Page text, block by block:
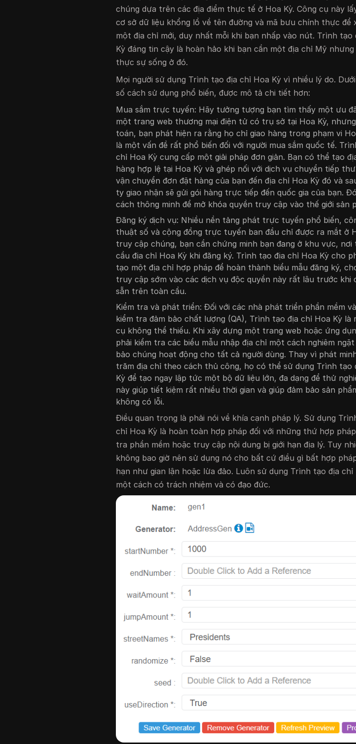
chúng dựa trên các địa điểm thực tế ở Hoa Kỳ. Công cụ này
cơ sở dữ liệu khổng lồ về tên đường và mã bưu chính thực để
một địa chỉ mới, duy nhất mỗi khi bạn nhấp vào nút. Trình tạo
Kỳ đáng tin cậy là hoàn hảo khi bạn cần một địa chỉ Mỹ nhưng
thực sự sống ở đó.
Mọi người sử dụng Trình tạo địa chỉ Hoa Kỳ vì nhiều lý do.
số cách sử dụng phổ biến, được mô tả chi tiết hơn:
Mua sắm trực tuyến: Hãy tưởng tượng bạn tìm thấy một ưu
một trang web thương mại điện tử có trụ sở tại Hoa Kỳ,
toán, bạn phát hiện ra rằng họ chỉ giao hàng trong phạm vi
là một vấn đề rất phổ biến đối với người mua sắm quốc tế.
chỉ Hoa Kỳ cung cấp một giải pháp đơn giản. Bạn có thể tạo
hàng hợp lệ tại Hoa Kỳ và ghép nối với dịch vụ chuyển tiếp
vận chuyển đơn đặt hàng của bạn đến địa chỉ Hoa Kỳ đó và
ty giao nhận sẽ gửi gói hàng trực tiếp đến quốc gia của bạn.
cách thông minh để mở khóa quyền truy cập vào thế giới sản
Đăng ký dịch vụ: Nhiều nền tảng phát trực tuyến phổ biến,
thuật số và cộng đồng trực tuyến ban đầu chỉ được ra mắt ở
truy cập chúng, bạn cần chứng minh bạn đang ở khu vực, nơi
cầu địa chỉ Hoa Kỳ khi đăng ký. Trình tạo địa chỉ Hoa Kỳ cho
tạo một địa chỉ hợp pháp để hoàn thành biểu mẫu đăng ký,
truy cập sớm vào các dịch vụ độc quyền này rất lâu trước khi
sẵn trên toàn cầu.
Kiểm tra và phát triển: Đối với các nhà phát triển phần mềm
kiểm tra đảm bảo chất lượng (QA), Trình tạo địa chỉ Hoa Kỳ là
cụ không thể thiếu. Khi xây dựng một trang web hoặc ứng
phải kiểm tra các biểu mẫu nhập địa chỉ một cách nghiêm ngặt
bảo chúng hoạt động cho tất cả người dùng. Thay vì phát
trăm địa chỉ theo cách thủ công, họ có thể sử dụng Trình tạo
Kỳ để tạo ngay lập tức một bộ dữ liệu lớn, đa dạng để thử
này giúp tiết kiệm rất nhiều thời gian và giúp đảm bảo sản
không có lỗi.
Điều quan trọng là phải nói về khía cạnh pháp lý. Sử dụng
chỉ Hoa Kỳ là hoàn toàn hợp pháp đối với những thứ hợp
tra phần mềm hoặc truy cập nội dung bị giới hạn địa lý. Tuy
không bao giờ nên sử dụng nó cho bất cứ điều gì bất hợp
hạn như gian lận hoặc lừa đảo. Luôn sử dụng Trình tạo địa chỉ
một cách có trách nhiệm và có đạo đức.